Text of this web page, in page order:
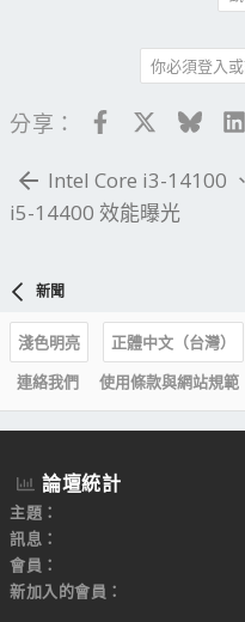
你必須登入
分享： Facebook
Intel Core i3-14100 、
i5-14400 效能曝光
新聞
淺色明亮
正體中文（台灣）
連絡我們
使用條款與網站規範
論壇統計
主題
訊息
會員
新加入的會員